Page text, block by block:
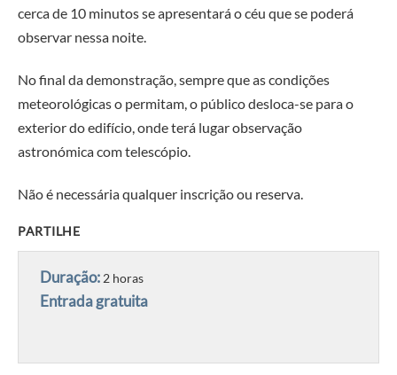
cerca de 10 minutos se apresentará o céu que se poderá
observar nessa noite.
No final da demonstração, sempre que as condições
meteorológicas o permitam, o público desloca-se para o
exterior do edifício, onde terá lugar observação
astronómica com telescópio.
Não é necessária qualquer inscrição ou reserva.
PARTILHE
Duração: 2 horas
Entrada gratuita